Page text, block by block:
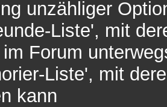
unzähliger
Liste', mit
Forum
Liste', mit
kann